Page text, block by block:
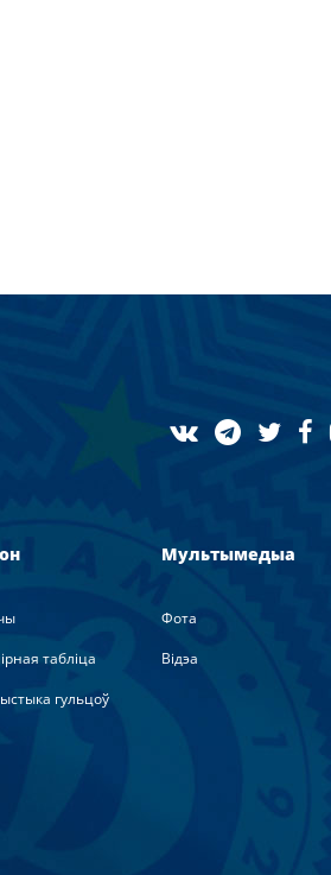
табліца
гульцоў
Мультымедыа
Фота
Вiдэа